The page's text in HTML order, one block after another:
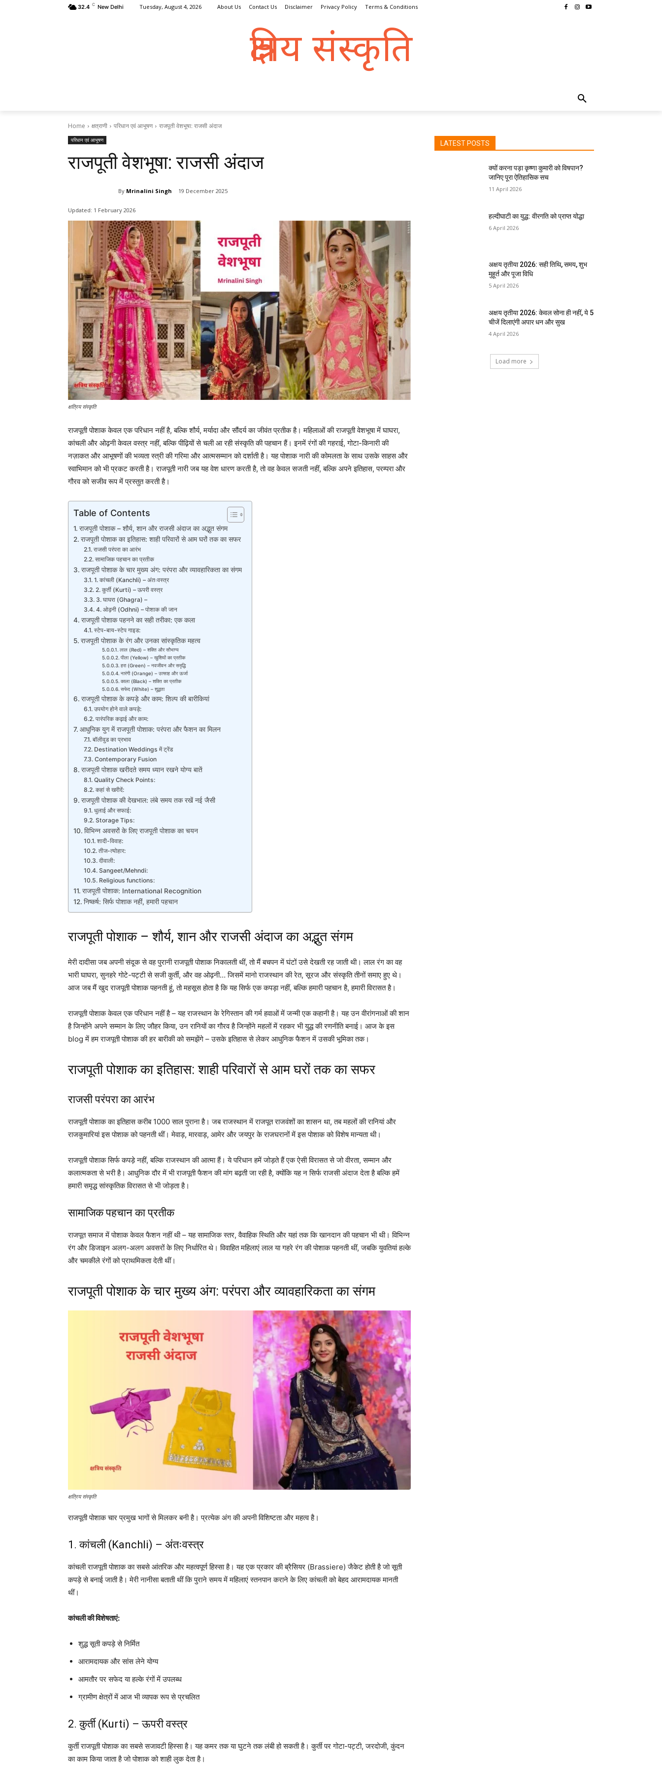
32.4 C New Delhi Tuesday, August 4, 2026 About Us Contact Us Disclaimer Privacy Policy Terms & Conditions
क्षत्रिय संस्कृति
Home क्षत्राणी परिधान एवं आभूषण राजपूती वेशभूषा: राजसी अंदाज
परिधान एवं आभूषण
राजपूती वेशभूषा: राजसी अंदाज
By Mrinalini Singh 19 December 2025
Updated: 1 February 2026
क्षत्रिय संस्कृति
राजपूती पोशाक केवल एक परिधान नहीं है, बल्कि शौर्य, मर्यादा और सौंदर्य का जीवंत प्रतीक है। महिलाओं की राजपूती वेशभूषा में घाघरा,
कांचली और ओढ़नी केवल वस्त्र नहीं, बल्कि पीढ़ियों से चली आ रही संस्कृति की पहचान हैं। इनमें रंगों की गहराई, गोटा-किनारी की
नज़ाकत और आभूषणों की भव्यता स्त्री की गरिमा और आत्मसम्मान को दर्शाती है। यह पोशाक नारी की कोमलता के साथ उसके साहस और
स्वाभिमान को भी प्रकट करती है। राजपूती नारी जब यह वेश धारण करती है, तो वह केवल सजती नहीं, बल्कि अपने इतिहास, परम्परा और
गौरव को सजीव रूप में प्रस्तुत करती है।
Table of Contents
राजपूती पोशाक – शौर्य, शान और राजसी अंदाज का अद्भुत संगम
राजपूती पोशाक का इतिहास: शाही परिवारों से आम घरों तक का सफर
राजसी परंपरा का आरंभ
सामाजिक पहचान का प्रतीक
राजपूती पोशाक के चार मुख्य अंग: परंपरा और व्यावहारिकता का संगम
1. कांचली (Kanchli) – अंतःवस्त्र
2. कुर्ती (Kurti) – ऊपरी वस्त्र
3. घाघरा (Ghagra) –
4. ओढ़नी (Odhni) – पोशाक की जान
राजपूती पोशाक पहनने का सही तरीका: एक कला
स्टेप-बाय-स्टेप गाइड:
राजपूती पोशाक के रंग और उनका सांस्कृतिक महत्व
लाल (Red) – शक्ति और सौभाग्य
पीला (Yellow) – खुशियों का प्रतीक
हरा (Green) – नवजीवन और समृद्धि
नारंगी (Orange) – उत्साह और ऊर्जा
काला (Black) – शक्ति का प्रतीक
सफेद (White) – शुद्धता
राजपूती पोशाक के कपड़े और काम: शिल्प की बारीकियां
उपयोग होने वाले कपड़े:
पारंपरिक कढ़ाई और काम:
आधुनिक युग में राजपूती पोशाक: परंपरा और फैशन का मिलन
बॉलीवुड का प्रभाव
Destination Weddings में ट्रेंड
Contemporary Fusion
राजपूती पोशाक खरीदते समय ध्यान रखने योग्य बातें
Quality Check Points:
कहां से खरीदें:
राजपूती पोशाक की देखभाल: लंबे समय तक रखें नई जैसी
धुलाई और सफाई:
Storage Tips:
विभिन्न अवसरों के लिए राजपूती पोशाक का चयन
शादी-विवाह:
तीज-त्योहार:
दीवाली:
Sangeet/Mehndi:
Religious functions:
राजपूती पोशाक: International Recognition
निष्कर्ष: सिर्फ पोशाक नहीं, हमारी पहचान
राजपूती पोशाक – शौर्य, शान और राजसी अंदाज का अद्भुत संगम
मेरी दादीसा जब अपनी संदूक से वह पुरानी राजपूती पोशाक निकालती थीं, तो मैं बचपन में घंटों उसे देखती रह जाती थी। लाल रंग का वह
भारी घाघरा, सुनहरे गोटे-पट्टी से सजी कुर्ती, और वह ओढ़नी… जिसमें मानो राजस्थान की रेत, सूरज और संस्कृति तीनों समाए हुए थे।
आज जब मैं खुद राजपूती पोशाक पहनती हूं, तो महसूस होता है कि यह सिर्फ एक कपड़ा नहीं, बल्कि हमारी पहचान है, हमारी विरासत है।
राजपूती पोशाक केवल एक परिधान नहीं है – यह राजस्थान के रेगिस्तान की गर्म हवाओं में जन्मी एक कहानी है। यह उन वीरांगनाओं की शान
है जिन्होंने अपने सम्मान के लिए जौहर किया, उन रानियों का गौरव है जिन्होंने महलों में रहकर भी युद्ध की रणनीति बनाई। आज के इस
blog में हम राजपूती पोशाक की हर बारीकी को समझेंगे – उसके इतिहास से लेकर आधुनिक फैशन में उसकी भूमिका तक।
राजपूती पोशाक का इतिहास: शाही परिवारों से आम घरों तक का सफर
राजसी परंपरा का आरंभ
राजपूती पोशाक का इतिहास करीब 1000 साल पुराना है। जब राजस्थान में राजपूत राजवंशों का शासन था, तब महलों की रानियां और
राजकुमारियां इस पोशाक को पहनती थीं। मेवाड़, मारवाड़, आमेर और जयपुर के राजघरानों में इस पोशाक को विशेष मान्यता थी।
राजपूती पोशाक सिर्फ कपड़े नहीं, बल्कि राजस्थान की आत्मा हैं। ये परिधान हमें जोड़ते हैं एक ऐसी विरासत से जो वीरता, सम्मान और
कलात्मकता से भरी है। आधुनिक दौर में भी राजपूती फैशन की मांग बढ़ती जा रही है, क्योंकि यह न सिर्फ राजसी अंदाज देता है बल्कि हमें
हमारी समृद्ध सांस्कृतिक विरासत से भी जोड़ता है।
सामाजिक पहचान का प्रतीक
राजपूत समाज में पोशाक केवल फैशन नहीं थी – यह सामाजिक स्तर, वैवाहिक स्थिति और यहां तक कि खानदान की पहचान भी थी। विभिन्न
रंग और डिजाइन अलग-अलग अवसरों के लिए निर्धारित थे। विवाहित महिलाएं लाल या गहरे रंग की पोशाक पहनती थीं, जबकि युवतियां हल्के
और चमकीले रंगों को प्राथमिकता देती थीं।
राजपूती पोशाक के चार मुख्य अंग: परंपरा और व्यावहारिकता का संगम
क्षत्रिय संस्कृति
राजपूती पोशाक चार प्रमुख भागों से मिलकर बनी है। प्रत्येक अंग की अपनी विशिष्टता और महत्व है।
1. कांचली (Kanchli) – अंतःवस्त्र
कांचली राजपूती पोशाक का सबसे आंतरिक और महत्वपूर्ण हिस्सा है। यह एक प्रकार की ब्रैसियर (Brassiere) जैकेट होती है जो सूती
कपड़े से बनाई जाती है। मेरी नानीसा बताती थीं कि पुराने समय में महिलाएं स्तनपान कराने के लिए कांचली को बेहद आरामदायक मानती
थीं।
कांचली की विशेषताएं:
शुद्ध सूती कपड़े से निर्मित
आरामदायक और सांस लेने योग्य
आमतौर पर सफेद या हल्के रंगों में उपलब्ध
ग्रामीण क्षेत्रों में आज भी व्यापक रूप से प्रचलित
2. कुर्ती (Kurti) – ऊपरी वस्त्र
कुर्ती राजपूती पोशाक का सबसे सजावटी हिस्सा है। यह कमर तक या घुटने तक लंबी हो सकती है। कुर्ती पर गोटा-पट्टी, जरदोजी, कुंदन
का काम किया जाता है जो पोशाक को शाही लुक देता है।
LATEST POSTS
क्यों करना पड़ा कृष्णा कुमारी को विषपान?
जानिए पूरा ऐतिहासिक सच
11 April 2026
हल्दीघाटी का युद्ध: वीरगति को प्राप्त योद्धा
6 April 2026
अक्षय तृतीया 2026: सही तिथि, समय, शुभ
मुहूर्त और पूजा विधि
5 April 2026
अक्षय तृतीया 2026: केवल सोना ही नहीं, ये 5
चीजें दिलाएंगी अपार धन और सुख
4 April 2026
Load more